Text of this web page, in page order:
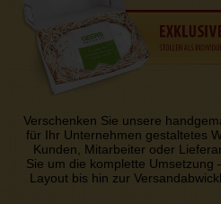
Verschenken Sie unsere
für Ihr Unternehmen gestaltetes
Kunden, Mitarbeiter oder
Sie um die komplette Umsetzung
Layout bis hin zur